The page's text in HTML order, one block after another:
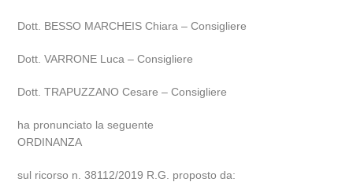
Dott. BESSO MARCHEIS Chiara – Consigliere
Dott. VARRONE Luca – Consigliere
Dott. TRAPUZZANO Cesare – Consigliere
ha pronunciato la seguente
ORDINANZA
sul ricorso n. 38112/2019 R.G. proposto da: